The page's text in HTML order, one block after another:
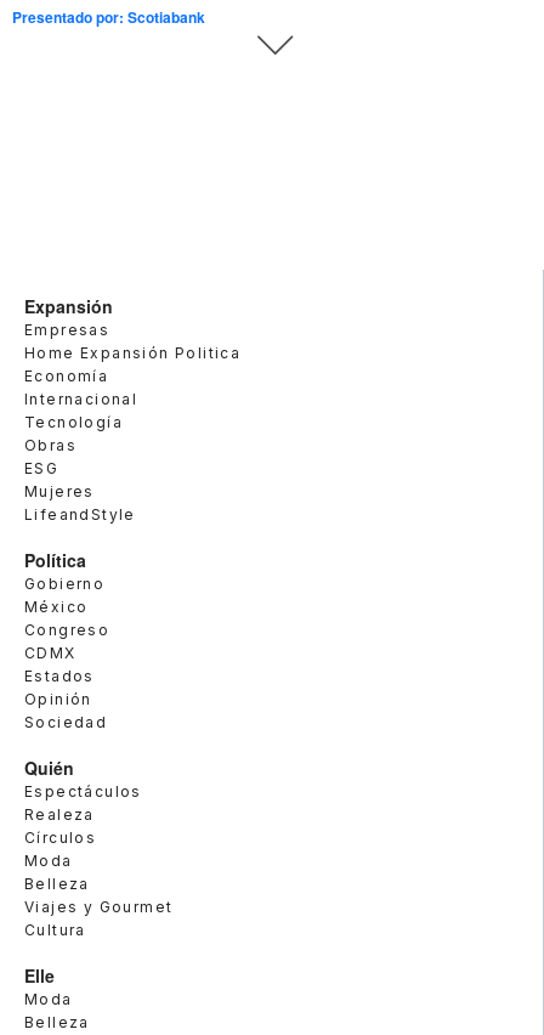
Presentado por: Scotiabank
Expansión
Empresas
Home Expansión Politica
Economía
Internacional
Tecnología
Obras
ESG
Mujeres
LifeandStyle
Política
Gobierno
México
Congreso
CDMX
Estados
Opinión
Sociedad
Quién
Espectáculos
Realeza
Círculos
Moda
Belleza
Viajes y Gourmet
Cultura
Elle
Moda
Belleza